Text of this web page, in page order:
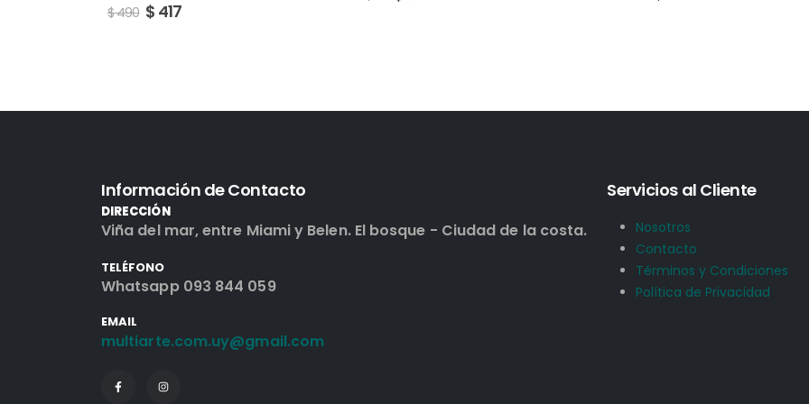
$490 $417
Información de Contacto
DIRECCIÓN
Viña del mar, entre Miami y Belen. El bosque - Ciudad de la costa.
TELÉFONO
Whatsapp 093 844 059
EMAIL
multiarte.com.uy@gmail.com
Servicios al Cliente
Nosotros
Contacto
Términos y Condiciones
Política de Privacidad